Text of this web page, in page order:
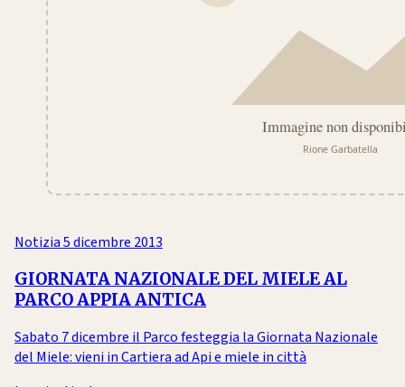
Notizia5 dicembre 2013
GIORNATA NAZIONALE DEL MIELE AL
PARCO APPIA ANTICA
Sabato 7 dicembre il Parco festeggia la Giornata Nazionale
del Miele: vieni in Cartiera ad Api e miele in città